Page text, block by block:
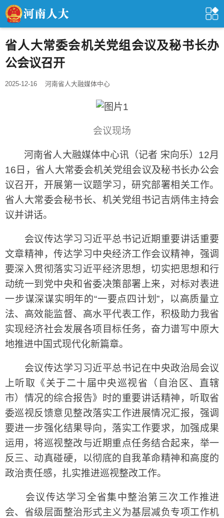
省人大常委会机关党组会议及秘书长办
公会议召开
2025-12-16 河南省人大融媒体中心
会议现场
河南省人大融媒体中心讯（记者 宋向乐）12月
16日，省人大常委会机关党组会议及秘书长办公会
议召开，开展第一议题学习，研究部署相关工作。
省人大常委会秘书长、机关党组书记吉炳伟主持会
议并讲话。
会议传达学习习近平总书记近期重要讲话重要
文章精神，传达学习中央经济工作会议精神，强调
要深入贯彻落实习近平经济思想，切实把思想和行
动统一到党中央和省委决策部署上来，对标对表进
一步谋深谋实明年的“一要点四计划”，以高质量立
法、高效能监督、高水平代表工作，积极助力我省
实现经济社会发展各项目标任务，奋力谱写中原大
地推进中国式现代化新篇章。
会议传达学习习近平总书记在中央政治局会议
上听取《关于二十届中央巡视省（自治区、直辖
市）情况的综合报告》时的重要讲话精神，听取省
委巡视反馈意见整改落实工作进展情况汇报，强调
要进一步强化结果导向，落实工作要求，加强成果
运用，将巡视整改与近期重点任务结合起来，举一
反三、动真碰硬，以彻底的自我革命精神和高度的
政治责任感，扎实推进巡视整改工作。
会议传达学习全省集中整治第三次工作推进
会、省级层面整治形式主义为基层减负专项工作机